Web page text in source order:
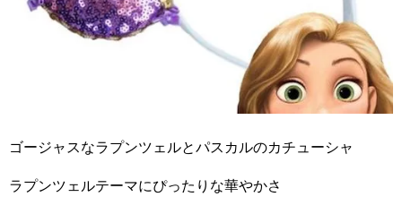
ゴージャスなラプンツェルとパスカルのカチューシャ
ラプンツェルテーマにぴったりな華やかさ